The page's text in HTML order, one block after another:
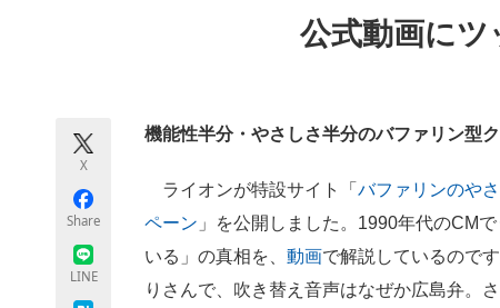
ちょっと気になるネットの話題
公式動画に
X
Share
LINE
機能性半分・やさしさ半分のバファリン型
ライオンが特設サイト「 バファリンのや
ペーン 」を公開しました。1990年代のCM
いる」の真相を、 動画で解説しているので
りさんで、吹き替え音声はなぜか広島弁。